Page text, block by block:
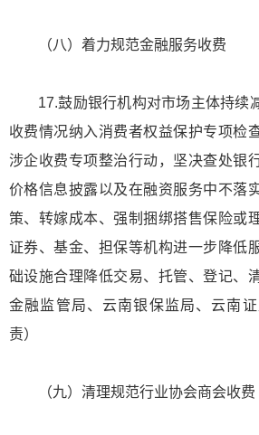
（八）着力规范金融服务收费
17.鼓励银行机构对市场主体持续
收费情况纳入消费者权益保护专项检
涉企收费专项整治行动，坚决查处银
价格信息披露以及在融资服务中不落
策、转嫁成本、强制捆绑搭售保险或
证券、基金、担保等机构进一步降低
础设施合理降低交易、托管、登记、
金融监管局、云南银保监局、云南
责）
（九）清理规范行业协会商会收费